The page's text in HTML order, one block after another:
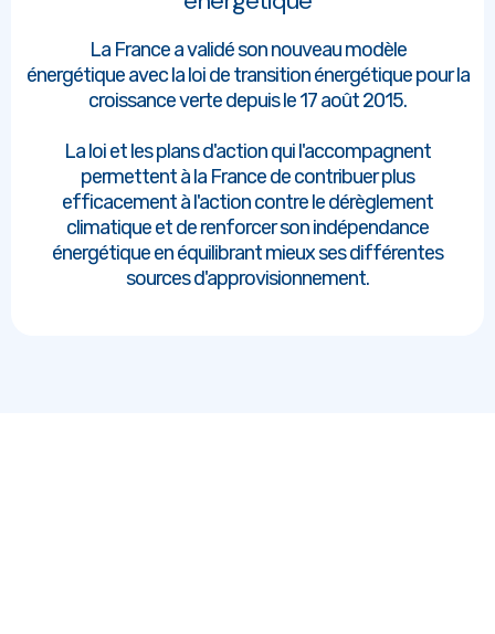
La France a validé son nouveau modèle
énergétique avec la loi de transition énergétique pour la
croissance verte depuis le 17 août 2015.
La loi et les plans d'action qui l'accompagnent
permettent à la France de contribuer plus
efficacement à l'action contre le dérèglement
climatique et de renforcer son indépendance
énergétique en équilibrant mieux ses différentes
sources d'approvisionnement.